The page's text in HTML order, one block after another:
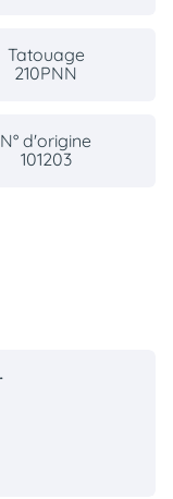
Tatouage
210PNN
N° d'origine
101203